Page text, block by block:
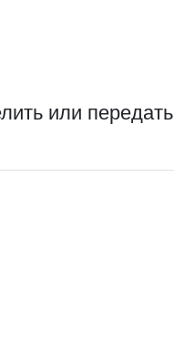
или передать